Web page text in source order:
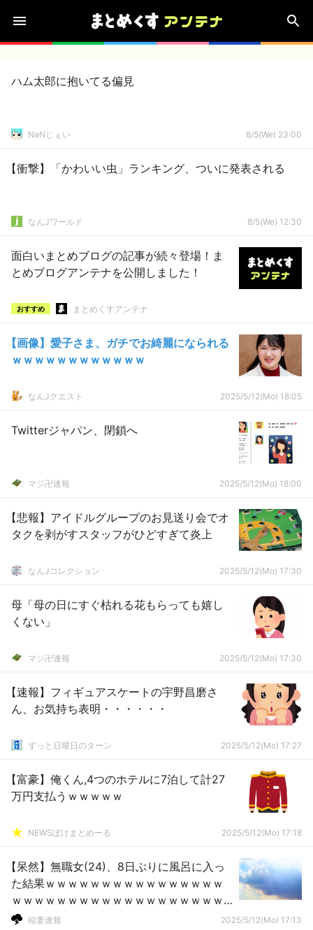
ハム太郎に抱いてる偏見
NaNじぇい 8/5(We) 23:00
【衝撃】「かわいい虫」ランキング、ついに発表される
なんJワールド 8/5(We) 12:30
面白いまとめブログの記事が続々登場！ま
とめブログアンテナを公開しました！
おすすめ まとめくすアンテナ
【画像】愛子さま、ガチでお綺麗になられる
ｗｗｗｗｗｗｗｗｗｗｗｗ
なんJクエスト 2025/5/12(Mo) 18:05
Twitterジャパン、閉鎖へ
マジ卍速報 2025/5/12(Mo) 18:00
【悲報】アイドルグループのお見送り会でオ
タクを剥がすスタッフがひどすぎて炎上
なんJコレクション 2025/5/12(Mo) 17:30
母「母の日にすぐ枯れる花もらっても嬉し
くない」
マジ卍速報 2025/5/12(Mo) 17:30
【速報】フィギュアスケートの宇野昌磨さ
ん、お気持ち表明・・・・・・
ずっと日曜日のターン 2025/5/12(Mo) 17:27
【富豪】俺くん,4つのホテルに7泊して計27
万円支払うｗｗｗｗｗ
NEWSぽけまとめーる 2025/5/12(Mo) 17:18
【呆然】無職女(24)、8日ぶりに風呂に入っ
た結果ｗｗｗｗｗｗｗｗｗｗｗｗｗｗｗｗ
ｗｗｗｗｗｗｗｗｗｗｗｗｗｗｗｗｗｗｗ
ｗｗｗｗwｗｗｗｗｗｗwｗwｗ
稲妻速報 2025/5/12(Mo) 17:13